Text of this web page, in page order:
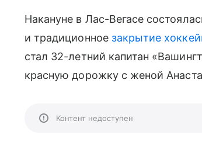
Накануне в Лас-Вегасе
и традиционное закрытие
стал 32-летний капитан
красную дорожку с женой
Контент недоступен